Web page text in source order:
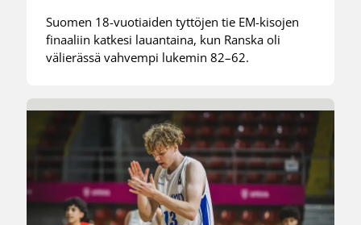
Suomen 18-vuotiaiden tyttöjen tie EM-kisojen
finaaliin katkesi lauantaina, kun Ranska oli
välierässä vahvempi lukemin 82–62.